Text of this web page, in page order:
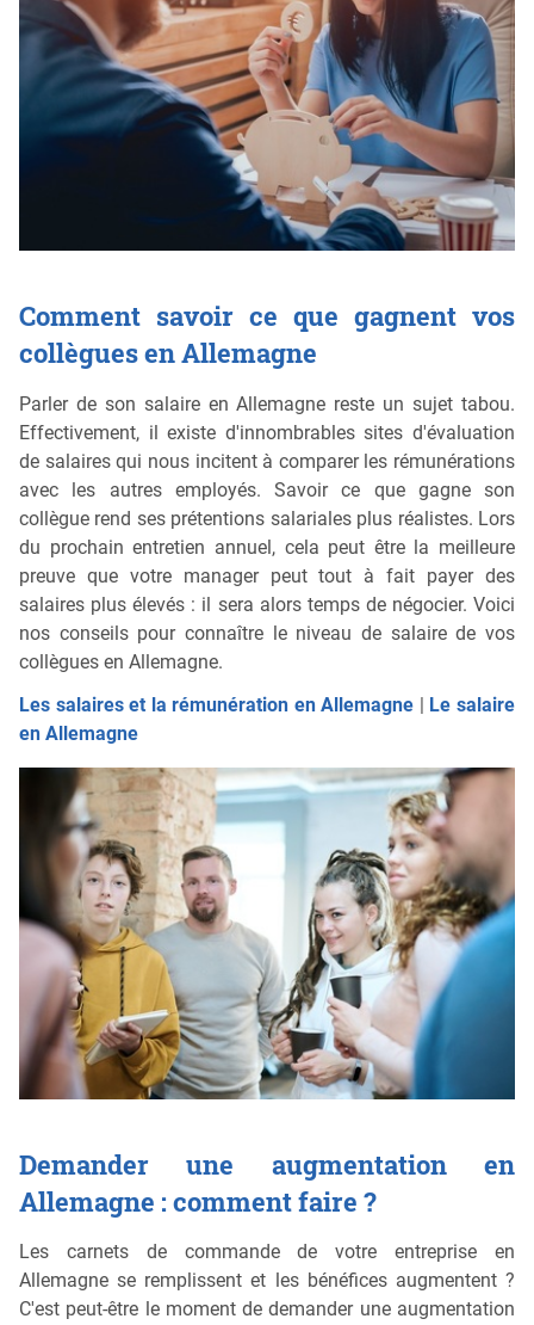
Comment savoir ce que gagnent vos
collègues en Allemagne
Parler de son salaire en Allemagne reste un sujet tabou.
Effectivement, il existe d'innombrables sites d'évaluation
de salaires qui nous incitent à comparer les rémunérations
avec les autres employés. Savoir ce que gagne son
collègue rend ses prétentions salariales plus réalistes. Lors
du prochain entretien annuel, cela peut être la meilleure
preuve que votre manager peut tout à fait payer des
salaires plus élevés : il sera alors temps de négocier. Voici
nos conseils pour connaître le niveau de salaire de vos
collègues en Allemagne.
Les salaires et la rémunération en Allemagne | Le salaire
en Allemagne
Demander une augmentation en
Allemagne : comment faire ?
Les carnets de commande de votre entreprise en
Allemagne se remplissent et les bénéfices augmentent ?
C'est peut-être le moment de demander une augmentation